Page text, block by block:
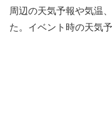
周辺の天気予報や気温
た。イベント時の天気